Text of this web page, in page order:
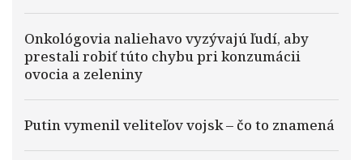
Onkológovia naliehavo vyzývajú ľudí, aby
prestali robiť túto chybu pri konzumácii
ovocia a zeleniny
Putin vymenil veliteľov vojsk – čo to znamená